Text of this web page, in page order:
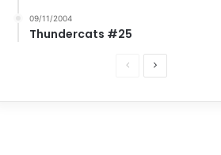
09/11/2004
Thundercats #25